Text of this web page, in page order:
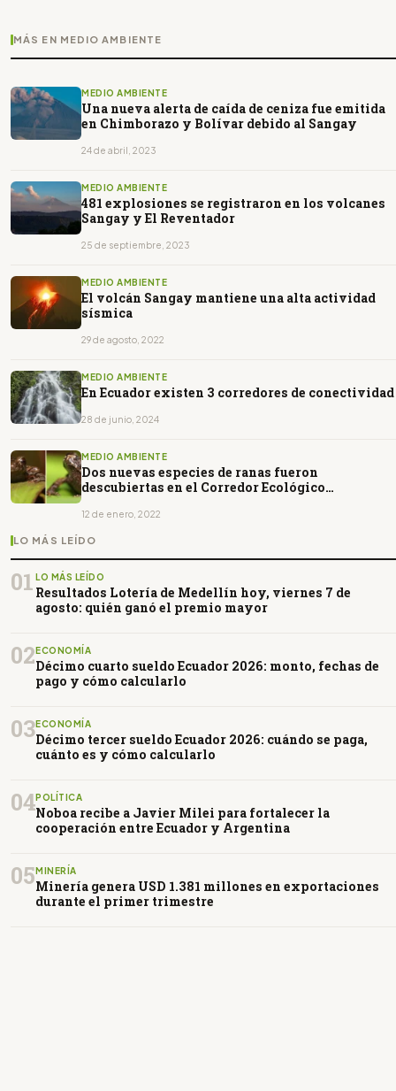
MÁS EN MEDIO AMBIENTE
MEDIO AMBIENTE
Una nueva alerta de caída de ceniza fue emitida
en Chimborazo y Bolívar debido al Sangay
24 de abril, 2023
MEDIO AMBIENTE
481 explosiones se registraron en los volcanes
Sangay y El Reventador
25 de septiembre, 2023
MEDIO AMBIENTE
El volcán Sangay mantiene una alta actividad
sísmica
29 de agosto, 2022
MEDIO AMBIENTE
En Ecuador existen 3 corredores de conectividad
28 de junio, 2024
MEDIO AMBIENTE
Dos nuevas especies de ranas fueron
descubiertas en el Corredor Ecológico
12 de enero, 2022
LO MÁS LEÍDO
01 LO MÁS LEÍDO
Resultados Lotería de Medellín hoy, viernes 7 de
agosto: quién ganó el premio mayor
02ECONOMÍA
Décimo cuarto sueldo Ecuador 2026: monto, fechas de
pago y cómo calcularlo
03ECONOMÍA
Décimo tercer sueldo Ecuador 2026: cuándo se paga,
cuánto es y cómo calcularlo
04POLÍTICA
Noboa recibe a Javier Milei para fortalecer la
cooperación entre Ecuador y Argentina
05MINERÍA
Minería genera USD 1.381 millones en exportaciones
durante el primer trimestre